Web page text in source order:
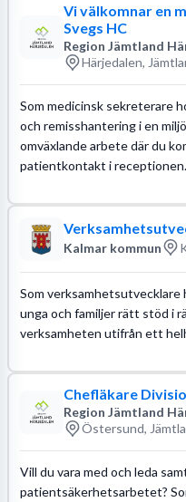
Vi välkomnar en
Svegs HC
Region Jämtland
Härjedalen,
Som medicinsk sekreterare
och remisshantering i en
omväxlande arbete där du
patientkontakt i receptionen.
Kalmar kommun
Som verksamhetsutvecklare
unga och familjer rätt stöd i
verksamheten utifrån ett
Chefläkare
Region Jämtland
Östersund,
Vill du vara med och leda
patientsäkerhetsarbetet?